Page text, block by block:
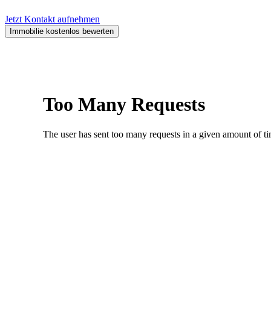
Jetzt Kontakt aufnehmen
Immobilie kostenlos bewerten